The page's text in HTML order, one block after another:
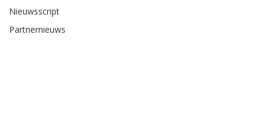
Nieuwsscript
Partnernieuws